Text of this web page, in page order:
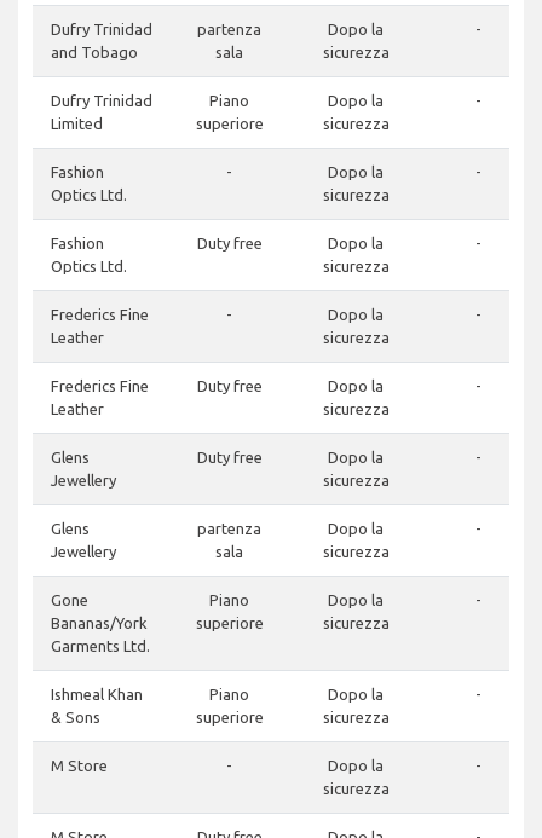
Dufry Trinidad
and Tobago
partenza
sala
Dopo la
sicurezza
-
Dufry Trinidad
Limited
Piano
superiore
Dopo la
sicurezza
-
Fashion
Optics Ltd.
-
Dopo la
sicurezza
-
Fashion
Optics Ltd.
Duty free
Dopo la
sicurezza
-
Frederics Fine
Leather
-
Dopo la
sicurezza
-
Frederics Fine
Leather
Duty free
Dopo la
sicurezza
-
Glens
Jewellery
Duty free
Dopo la
sicurezza
-
Glens
Jewellery
partenza
sala
Dopo la
sicurezza
-
Gone
Bananas/York
Garments Ltd.
Piano
superiore
Dopo la
sicurezza
-
Ishmeal Khan
& Sons
Piano
superiore
Dopo la
sicurezza
-
M Store -
Dopo la
sicurezza
-